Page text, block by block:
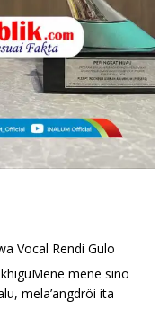
Vocal Rendi Gulo
mene sino
mela’angdröi ita